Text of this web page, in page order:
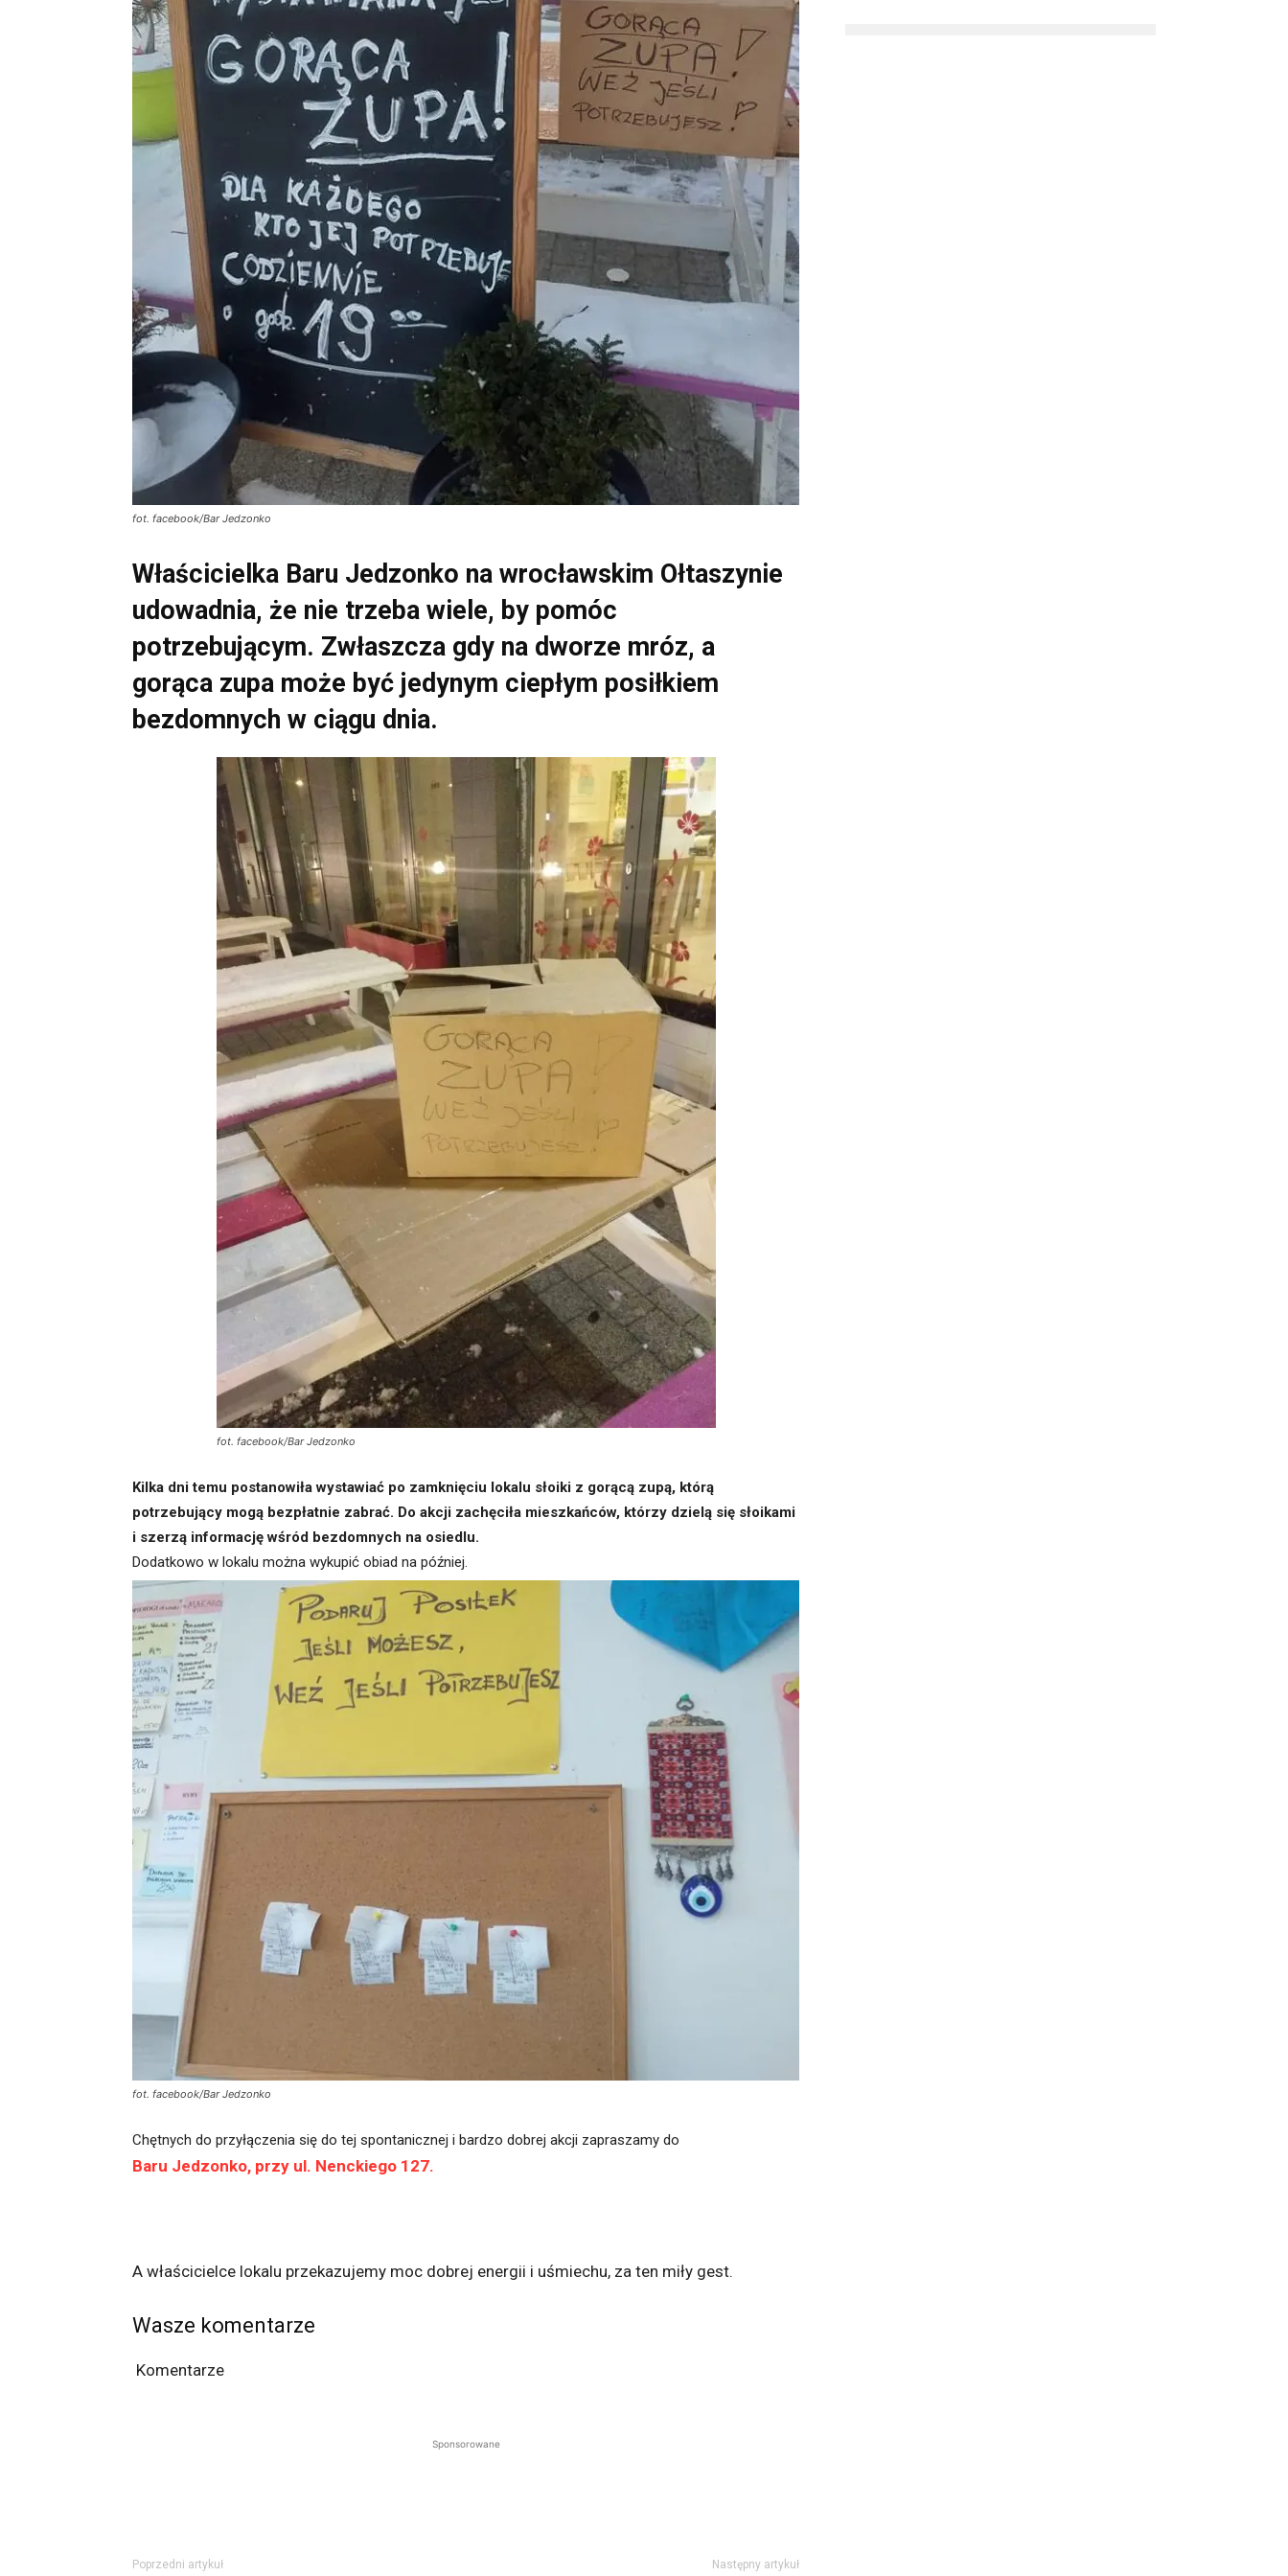
fot. facebook/Bar Jedzonko
Właścicielka Baru Jedzonko na wrocławskim Ołtaszynie
udowadnia, że nie trzeba wiele, by pomóc
potrzebującym. Zwłaszcza gdy na dworze mróz, a
gorąca zupa może być jedynym ciepłym posiłkiem
bezdomnych w ciągu dnia.
fot. facebook/Bar Jedzonko
Kilka dni temu postanowiła wystawiać po zamknięciu lokalu słoiki z gorącą zupą, którą
potrzebujący mogą bezpłatnie zabrać. Do akcji zachęciła mieszkańców, którzy dzielą się słoikami
i szerzą informację wśród bezdomnych na osiedlu.
Dodatkowo w lokalu można wykupić obiad na później.
fot. facebook/Bar Jedzonko
Chętnych do przyłączenia się do tej spontanicznej i bardzo dobrej akcji zapraszamy do
Baru Jedzonko, przy ul. Nenckiego 127.
A właścicielce lokalu przekazujemy moc dobrej energii i uśmiechu, za ten miły gest.
Wasze komentarze
Komentarze
Sponsorowane
Poprzedni artykuł Następny artykuł